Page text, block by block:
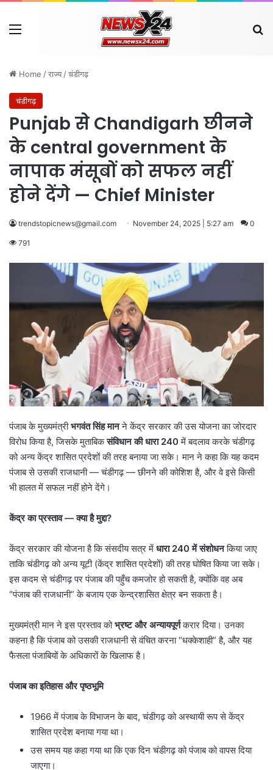
Menu
Home /राज्य /चंडीगढ़
चंडीगढ़
Punjab से Chandigarh छीनने
के central government के
नापाक मंसूबों को सफल नहीं
होने देंगे — Chief Minister
trendstopicnews@gmail.com November 24, 2025 | 5:27 am 0
791
पंजाब के मुख्यमंत्रीभगवंत सिंह मानने केंद्र सरकार की उस योजना का जोरदार
विरोध किया है, जिसके मुताबिकसंविधान की धारा240में बदलाव करके चंडीगढ़
को अन्य केंद्र शासित प्रदेशों की तरह बनाया जा सके। मान ने कहा कि यह कदम
पंजाब से उसकी राजधानी — चंडीगढ़ — छीनने की कोशिश है, और वे इसे किसी
भी हालत में सफल नहीं होने देंगे।
केंद्र का प्रस्ताव—क्या है मुद्दा?
केंद्र सरकार की योजना है कि संसदीय सत्र में धारा240में संशोधनकिया जाए
ताकि चंडीगढ़ को अन्य यूटी (केंद्र शासित प्रदेशों) की तरह घोषित किया जा सके।
इस कदम से चंडीगढ़ पर पंजाब की पहुँच कमजोर हो सकती है, क्योंकि वह अब
“पंजाब की राजधानी” के बजाय एक केन्द्रशासित क्षेत्र बन सकता है।
मुख्यमंत्री मान ने इस प्रस्ताव कोभ्रष्ट और अन्यायपूर्णकरार दिया। उनका
कहना है कि पंजाब को उसकी राजधानी से वंचित करना “धक्केशाही” है, और यह
फैसला पंजाबियों के अधिकारों के खिलाफ है।
पंजाब का इतिहास और पृष्ठभूमि
1966 में पंजाब के विभाजन के बाद, चंडीगढ़ को अस्थायी रूप से केंद्र
शासित प्रदेश बनाया गया था।
उस समय यह कहा गया था कि एक दिन चंडीगढ़ को पंजाब को वापस दिया
जाएगा।